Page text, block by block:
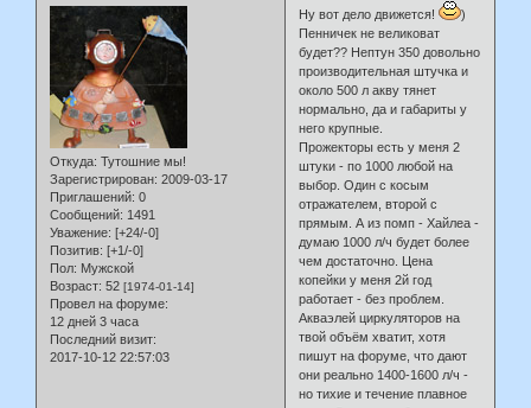
Откуда: Тутошние мы!
Зарегистрирован: 2009-03-17
Приглашений: 0
Сообщений: 1491
Уважение: [+24/-0]
Позитив: [+1/-0]
Пол: Мужской
Возраст: 52 [1974-01-14]
Провел на форуме:
12 дней 3 часа
Последний визит:
2017-10-12 22:57:03
Ну вот дело движется!
)
Пенничек не великоват
будет?? Нептун 350 довольно
производительная штучка и
около 500 л акву тянет
нормально, да и габариты у
него крупные.
Прожекторы есть у меня 2
штуки - по 1000 любой на
выбор. Один с косым
отражателем, второй с
прямым. А из помп - Хайлеа -
думаю 1000 л/ч будет более
чем достаточно. Цена
копейки у меня 2й год
работает - без проблем.
Акваэлей циркуляторов на
твой объём хватит, хотя
пишут на форуме, что дают
они реально 1400-1600 л/ч -
но тихие и течение плавное